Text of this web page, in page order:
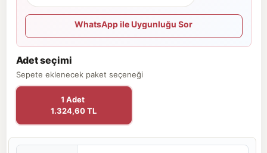
WhatsApp ile Uygunluğu Sor
Adet seçimi
Sepete eklenecek paket seçeneği
1 Adet
1.324,60 TL